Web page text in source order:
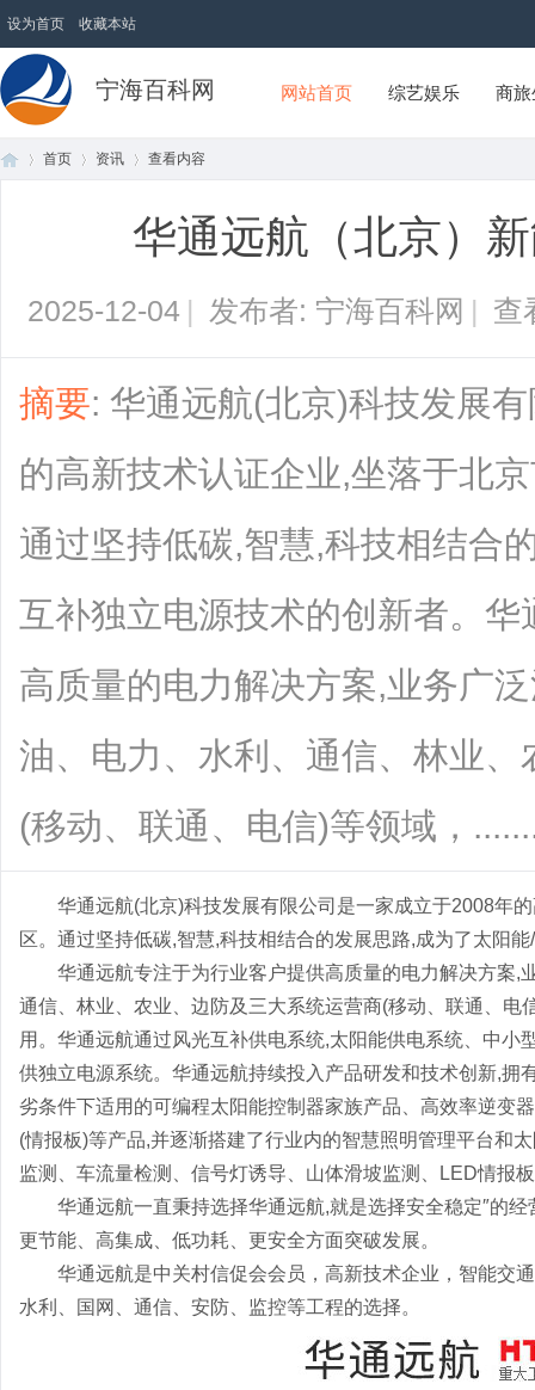
设为首页 收藏本站
宁海百科网 网站首页 综艺娱乐 商
首页 资讯 查看内容
华通远航（北京）
2025-12-04 | 发布者: 宁海百科网 | 查
摘要: 华通远航(北京)科技发展
的高新技术认证企业,坐落于北
通过坚持低碳,智慧,科技相结合
互补独立电源技术的创新者。
高质量的电力解决方案,业务广
油、电力、水利、通信、林业
(移动、联通、电信)等领域，
华通远航(北京)科技发展有限公司是一家成立于2008年
区。通过坚持低碳,智慧,科技相结合的发展思路,成为了太阳
华通远航专注于为行业客户提供高质量的电力解决方案
通信、林业、农业、边防及三大系统运营商(移动、联通、
用。华通远航通过风光互补供电系统,太阳能供电系统、中
供独立电源系统。华通远航持续投入产品研发和技术创新,
劣条件下适用的可编程太阳能控制器家族产品、高效率逆变
(情报板)等产品,并逐渐搭建了行业内的智慧照明管理平台和
监测、车流量检测、信号灯诱导、山体滑坡监测、LED情报
华通远航一直秉持选择华通远航,就是选择安全稳定″的
更节能、高集成、低功耗、更安全方面突破发展。
华通远航是中关村信促会会员，高新技术企业，智能交
水利、国网、通信、安防、监控等工程的选择。